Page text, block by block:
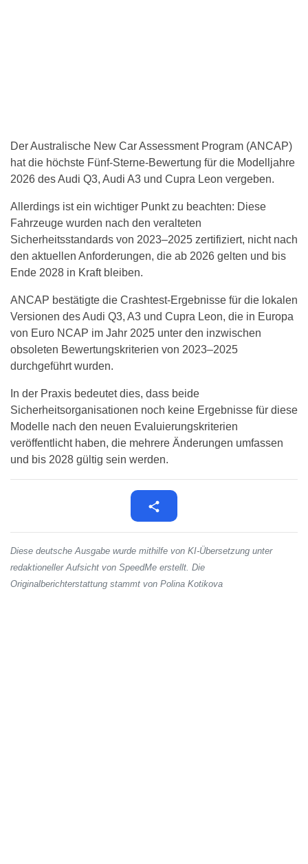
Der Australische New Car Assessment Program (ANCAP)
hat die höchste Fünf-Sterne-Bewertung für die Modelljahre
2026 des Audi Q3, Audi A3 und Cupra Leon vergeben.
Allerdings ist ein wichtiger Punkt zu beachten: Diese
Fahrzeuge wurden nach den veralteten
Sicherheitsstandards von 2023–2025 zertifiziert, nicht nach
den aktuellen Anforderungen, die ab 2026 gelten und bis
Ende 2028 in Kraft bleiben.
ANCAP bestätigte die Crashtest-Ergebnisse für die lokalen
Versionen des Audi Q3, A3 und Cupra Leon, die in Europa
von Euro NCAP im Jahr 2025 unter den inzwischen
obsoleten Bewertungskriterien von 2023–2025
durchgeführt wurden.
In der Praxis bedeutet dies, dass beide
Sicherheitsorganisationen noch keine Ergebnisse für diese
Modelle nach den neuen Evaluierungskriterien
veröffentlicht haben, die mehrere Änderungen umfassen
und bis 2028 gültig sein werden.
Diese deutsche Ausgabe wurde mithilfe von KI-Übersetzung unter
redaktioneller Aufsicht von SpeedMe erstellt. Die
Originalberichterstattung stammt von Polina Kotikova